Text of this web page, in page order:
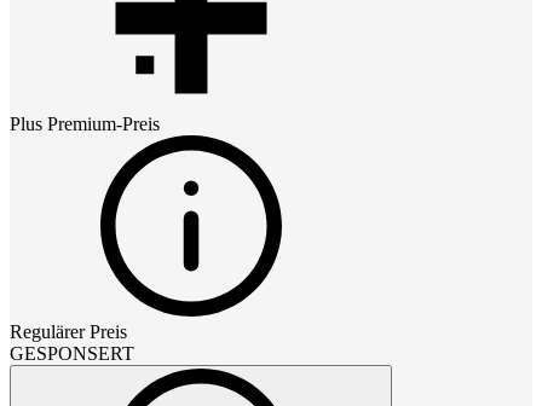
Plus Premium-Preis
Regulärer Preis
GESPONSERT